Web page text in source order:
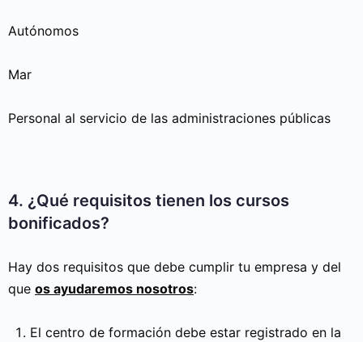
Autónomos
Mar
Personal al servicio de las administraciones públicas
4. ¿Qué requisitos tienen los cursos
bonificados?
Hay dos requisitos que debe cumplir tu empresa y del
que os ayudaremos nosotros:
El centro de formación debe estar registrado en la